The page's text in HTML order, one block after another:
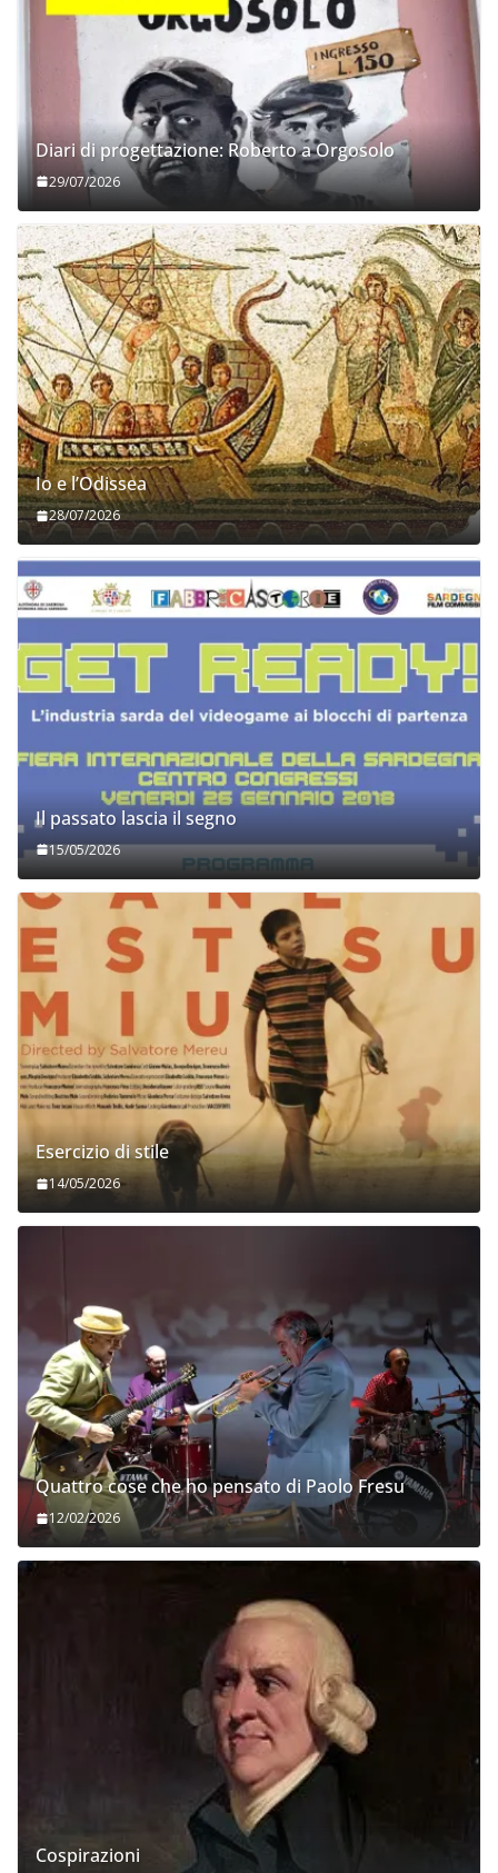
Diari di progettazione: Roberto a Orgosolo
29/07/2026
Io e l’Odissea
28/07/2026
Il passato lascia il segno
15/05/2026
Esercizio di stile
14/05/2026
Quattro cose che ho pensato di Paolo Fresu
12/02/2026
Cospirazioni